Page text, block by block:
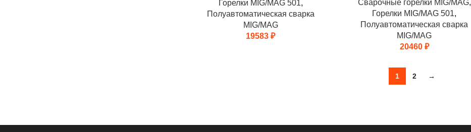
Горелки MIG/MAG 501,
Полуавтоматическая сварка
MIG/MAG
19583₽
Сварочные горелки MIG/MAG,
Горелки MIG/MAG 501,
Полуавтоматическая сварка
MIG/MAG
20460 ₽
1 2 →